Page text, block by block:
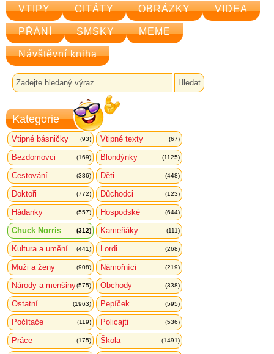
VTIPY CITÁTY OBRÁZKY VIDEA
PŘÁNÍ SMSKY MEME
Návštěvní kniha
Kategorie
Vtipné básničky (93) Vtipné texty (67)
Bezdomovci (169) Blondýnky (1125)
Cestování (386) Děti (448)
Doktoři (772) Důchodci (123)
Hádanky (557) Hospodské (644)
Chuck Norris (312) Kameňáky (111)
Kultura a umění (441) Lordi (268)
Muži a ženy (908) Námořníci (219)
Národy a menšiny(575) Obchody (338)
Ostatní (1963) Pepíček (595)
Počítače (119) Policajti (536)
Práce (175) Škola (1491)